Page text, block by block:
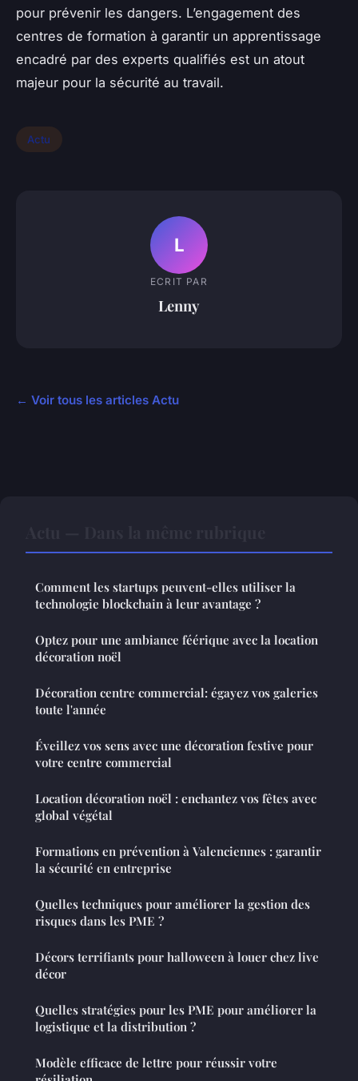
pour prévenir les dangers. L’engagement des
centres de formation à garantir un apprentissage
encadré par des experts qualifiés est un atout
majeur pour la sécurité au travail.
Actu
L
ECRIT PAR
Lenny
← Voir tous les articles Actu
Comment les startups peuvent-elles utiliser la
technologie blockchain à leur avantage ?
Optez pour une ambiance féérique avec la location
décoration noël
Décoration centre commercial: égayez vos galeries
toute l'année
Éveillez vos sens avec une décoration festive pour
votre centre commercial
Location décoration noël : enchantez vos fêtes avec
global végétal
Formations en prévention à Valenciennes : garantir
la sécurité en entreprise
Quelles techniques pour améliorer la gestion des
risques dans les PME ?
Décors terrifiants pour halloween à louer chez live
décor
Quelles stratégies pour les PME pour améliorer la
logistique et la distribution ?
Modèle efficace de lettre pour réussir votre